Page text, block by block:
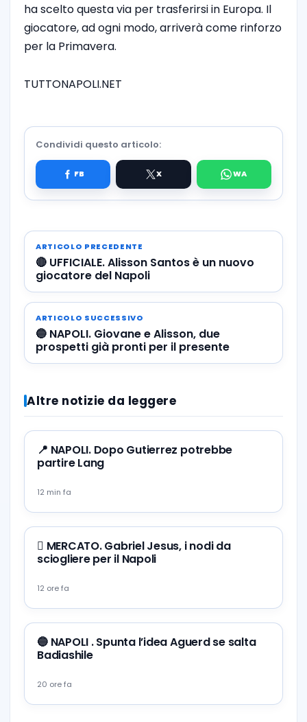
ha scelto questa via per trasferirsi in Europa. Il
giocatore, ad ogni modo, arriverà come rinforzo
per la Primavera.
TUTTONAPOLI.NET
Condividi questo articolo:
ARTICOLO PRECEDENTE
🔴 UFFICIALE. Alisson Santos è un nuovo
giocatore del Napoli
ARTICOLO SUCCESSIVO
🔵 NAPOLI. Giovane e Alisson, due
prospetti già pronti per il presente
Altre notizie da leggere
📍 NAPOLI. Dopo Gutierrez potrebbe
partire Lang
12 min fa
🪎 MERCATO. Gabriel Jesus, i nodi da
sciogliere per il Napoli
12 ore fa
🔵 NAPOLI . Spunta l’idea Aguerd se salta
Badiashile
20 ore fa